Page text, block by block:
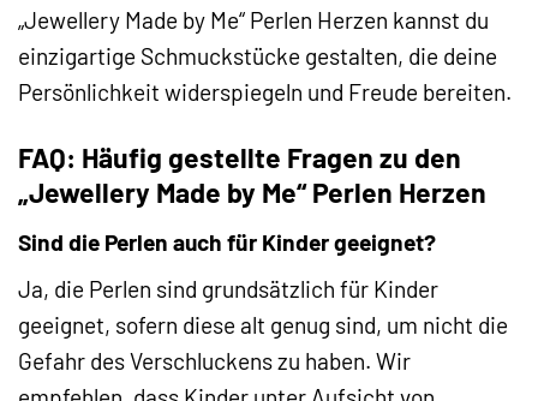
„Jewellery Made by Me“ Perlen Herzen kannst du
einzigartige Schmuckstücke gestalten, die deine
Persönlichkeit widerspiegeln und Freude bereiten.
FAQ: Häufig gestellte Fragen zu den
„Jewellery Made by Me“ Perlen Herzen
Sind die Perlen auch für Kinder geeignet?
Ja, die Perlen sind grundsätzlich für Kinder
geeignet, sofern diese alt genug sind, um nicht die
Gefahr des Verschluckens zu haben. Wir